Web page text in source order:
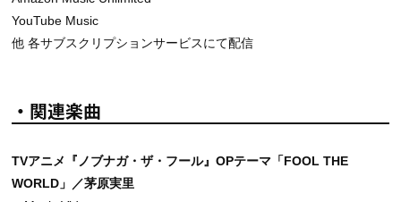
YouTube Music
他 各サブスクリプションサービスにて配信
・関連楽曲
TVアニメ『ノブナガ・ザ・フール』OPテーマ「FOOL THE
WORLD」／茅原実里